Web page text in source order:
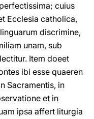
cuius
Ecclesia catholica,
discrimine,
unam, sub
Item doeet
ibi esse quaeren
Sacramentis, in
et in
ipsa affert liturgia